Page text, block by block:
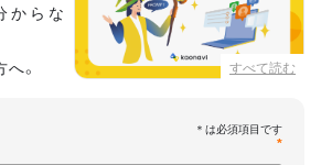
すべて読む
からな
。
者300名の実態調査をもとに現場ですぐ
紹介しています。
*